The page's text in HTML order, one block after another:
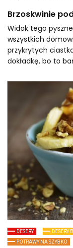
Brzoskwinie
Widok tego
wszystkich
przykrytych
dokładkę, bo to
DESERY DESERY
POTRAWY NA SZYBKO